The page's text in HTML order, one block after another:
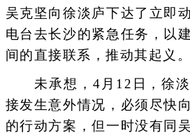
吴克坚向徐淡庐下达了立即
电台去长沙的紧急任务，以
间的直接联系，推动其起义。
未承想，4月12日，徐淡
接发生意外情况，必须尽快
的行动方案，但一时没有同